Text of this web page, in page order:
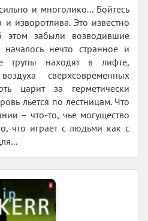
и многолико... Бойтесь
изворотлива. Это известно
забыли возводившие
нечто странное и
трупы находят в лифте,
сверхсовременных
царит за герметически
льется по лестницам. Что
– что-то, чье могущество
что играет с людьми как с